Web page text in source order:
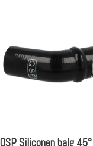
QSP Siliconen balg